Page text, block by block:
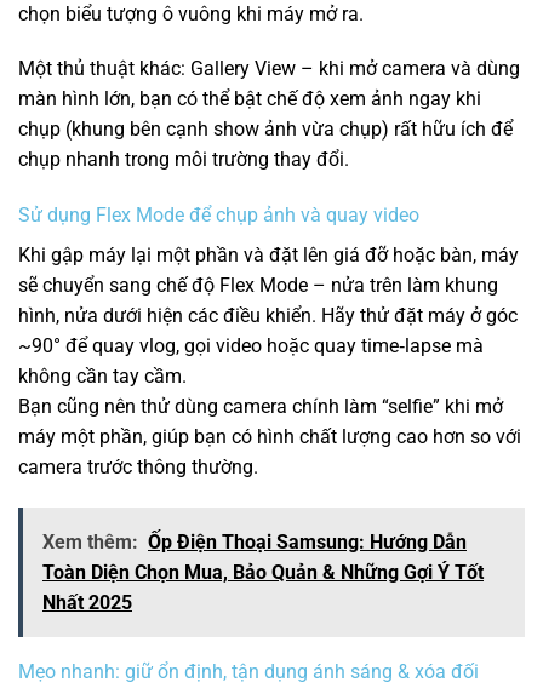
chọn biểu tượng ô vuông khi máy mở ra.
Một thủ thuật khác: Gallery View – khi mở camera và dùng
màn hình lớn, bạn có thể bật chế độ xem ảnh ngay khi
chụp (khung bên cạnh show ảnh vừa chụp) rất hữu ích để
chụp nhanh trong môi trường thay đổi.
Sử dụng Flex Mode để chụp ảnh và quay video
Khi gập máy lại một phần và đặt lên giá đỡ hoặc bàn, máy
sẽ chuyển sang chế độ Flex Mode – nửa trên làm khung
hình, nửa dưới hiện các điều khiển. Hãy thử đặt máy ở góc
~90° để quay vlog, gọi video hoặc quay time‑lapse mà
không cần tay cầm.
Bạn cũng nên thử dùng camera chính làm “selfie” khi mở
máy một phần, giúp bạn có hình chất lượng cao hơn so với
camera trước thông thường.
Xem thêm: Ốp Điện Thoại Samsung: Hướng Dẫn
Toàn Diện Chọn Mua, Bảo Quản & Những Gợi Ý Tốt
Nhất 2025
Mẹo nhanh: giữ ổn định, tận dụng ánh sáng & xóa đối